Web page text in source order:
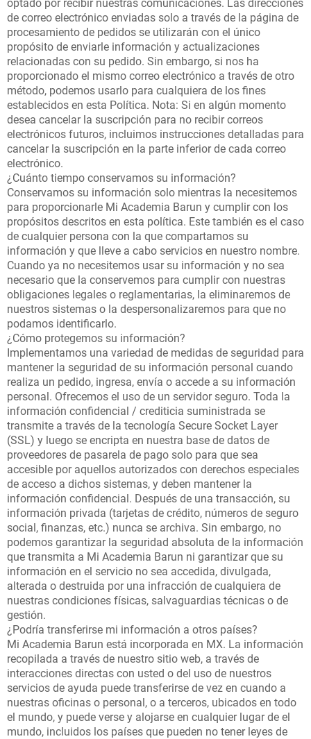
optado por recibir nuestras comunicaciones. Las direcciones
de correo electrónico enviadas solo a través de la página de
procesamiento de pedidos se utilizarán con el único
propósito de enviarle información y actualizaciones
relacionadas con su pedido. Sin embargo, si nos ha
proporcionado el mismo correo electrónico a través de otro
método, podemos usarlo para cualquiera de los fines
establecidos en esta Política. Nota: Si en algún momento
desea cancelar la suscripción para no recibir correos
electrónicos futuros, incluimos instrucciones detalladas para
cancelar la suscripción en la parte inferior de cada correo
electrónico.
¿Cuánto tiempo conservamos su información?
Conservamos su información solo mientras la necesitemos
para proporcionarle Mi Academia Barun y cumplir con los
propósitos descritos en esta política. Este también es el caso
de cualquier persona con la que compartamos su
información y que lleve a cabo servicios en nuestro nombre.
Cuando ya no necesitemos usar su información y no sea
necesario que la conservemos para cumplir con nuestras
obligaciones legales o reglamentarias, la eliminaremos de
nuestros sistemas o la despersonalizaremos para que no
podamos identificarlo.
¿Cómo protegemos su información?
Implementamos una variedad de medidas de seguridad para
mantener la seguridad de su información personal cuando
realiza un pedido, ingresa, envía o accede a su información
personal. Ofrecemos el uso de un servidor seguro. Toda la
información confidencial / crediticia suministrada se
transmite a través de la tecnología Secure Socket Layer
(SSL) y luego se encripta en nuestra base de datos de
proveedores de pasarela de pago solo para que sea
accesible por aquellos autorizados con derechos especiales
de acceso a dichos sistemas, y deben mantener la
información confidencial. Después de una transacción, su
información privada (tarjetas de crédito, números de seguro
social, finanzas, etc.) nunca se archiva. Sin embargo, no
podemos garantizar la seguridad absoluta de la información
que transmita a Mi Academia Barun ni garantizar que su
información en el servicio no sea accedida, divulgada,
alterada o destruida por una infracción de cualquiera de
nuestras condiciones físicas, salvaguardias técnicas o de
gestión.
¿Podría transferirse mi información a otros países?
Mi Academia Barun está incorporada en MX. La información
recopilada a través de nuestro sitio web, a través de
interacciones directas con usted o del uso de nuestros
servicios de ayuda puede transferirse de vez en cuando a
nuestras oficinas o personal, o a terceros, ubicados en todo
el mundo, y puede verse y alojarse en cualquier lugar de el
mundo, incluidos los países que pueden no tener leyes de